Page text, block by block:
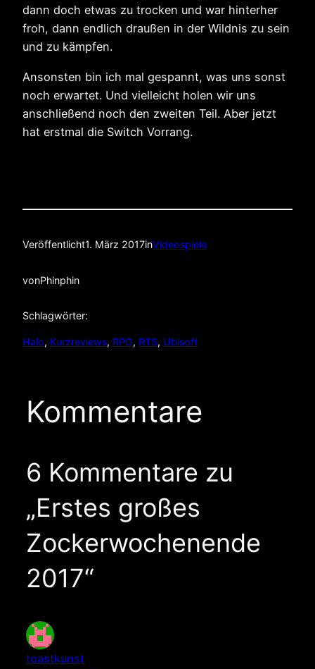
dann doch etwas zu trocken und war hinterher
froh, dann endlich draußen in der Wildnis zu sein
und zu kämpfen.
Ansonsten bin ich mal gespannt, was uns sonst
noch erwartet. Und vielleicht holen wir uns
anschließend noch den zweiten Teil. Aber jetzt
hat erstmal die Switch Vorrang.
Veröffentlicht1. März 2017inVideospiele
vonPhinphin
Schlagwörter:
Halo, Kurzreviews, RPG, RTS, Ubisoft
Kommentare
6 Kommentare zu
„Erstes großes
Zockerwochenende
2017“
toastkunst